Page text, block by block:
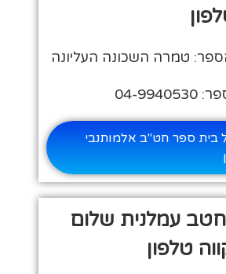
טמרה השכונה העליונה
ספר חט"ב אלמותנבי
עמלנית שלום
טלפון